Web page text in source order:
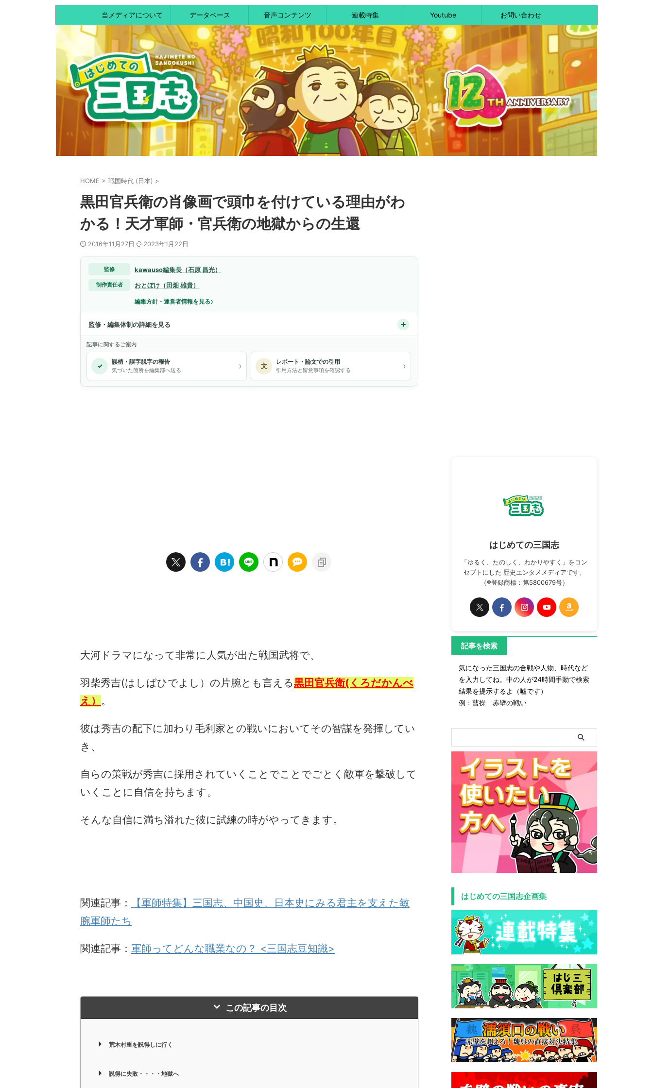
当メディアについて データベース 音声コンテンツ 連載特集 Youtube お問い合わせ
HOME > 戦国時代 (日本) >
黒田官兵衛の肖像画で頭巾を付けている理由がわ
かる！天才軍師・官兵衛の地獄からの生還
2016年11月27日 2023年1月22日
監修 kawauso編集長（石原 昌光）
制作責任者 おとぼけ（田畑 雄貴）
編集方針・運営者情報を見る›
監修・編集体制の詳細を見る
記事に関するご案内
✓ 誤植・誤字脱字の報告
気づいた箇所を編集部へ送る › 文 レポート・論文での引用
引用方法と留意事項を確認する ›
大河ドラマになって非常に人気が出た戦国武将で、
羽柴秀吉(はしばひでよし）の片腕とも言える黒田官兵衛(くろだかんべ
え） 。
彼は秀吉の配下に加わり毛利家との戦いにおいてその智謀を発揮してい
き、
自らの策戦が秀吉に採用されていくことでことでごとく敵軍を撃破して
いくことに自信を持ちます。
そんな自信に満ち溢れた彼に試練の時がやってきます。
関連記事：
【軍師特集】三国志、中国史、日本史にみる君主を支えた敏
腕軍師たち
関連記事： 軍師ってどんな職業なの？ <三国志豆知識>
この記事の目次
荒木村重を説得しに行く
説得に失敗・・・・地獄へ
はじめての三国志
「ゆるく、たのしく、わかりやすく」をコン
セプトにした 歴史エンタメメディアです。
（®登録商標：第5800679号）
記事を検索
気になった三国志の合戦や人物、時代など
を入力してね。中の人が24時間手動で検索
結果を提示するよ（嘘です）
例：曹操 赤壁の戦い
はじめての三国志企画集